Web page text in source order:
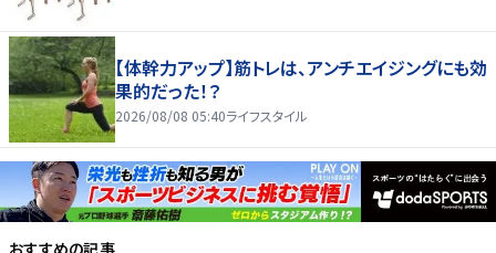
【体幹力アップ】筋トレは、アンチエイジングにも効
果的だった！？
2026/08/08 05:40ライフスタイル